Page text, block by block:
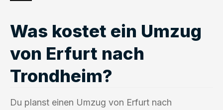
Was kostet ein Umzug
von Erfurt nach
Trondheim?
Du planst einen Umzug von Erfurt nach